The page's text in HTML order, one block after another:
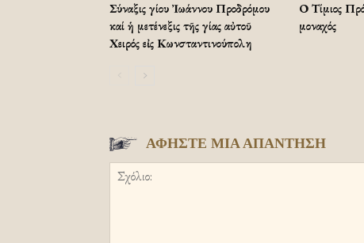
Σύναξις Ἁγίου Ἰωάννου Προδρόμου
καί ἡ μετένεξις τῆς Ἁγίας αὐτοῦ
Χειρός εἰς Κωνσταντινούπολη
Ο Τίμιος
μοναχός
ΑΦΗΣΤΕ ΜΙΑ ΑΠΑΝΤΗΣΗ